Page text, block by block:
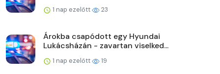
1 nap ezelőtt 23
Árokba csapódott egy Hyundai
Lukácsházán - zavartan viselked...
1 nap ezelőtt 19